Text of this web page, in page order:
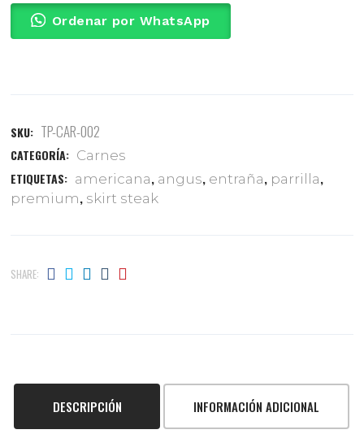
Ordenar por WhatsApp
SKU: TP-CAR-002
CATEGORÍA: Carnes
ETIQUETAS: americana, angus, entraña, parrilla,
premium, skirt steak
SHARE:
DESCRIPCIÓN INFORMACIÓN ADICIONAL